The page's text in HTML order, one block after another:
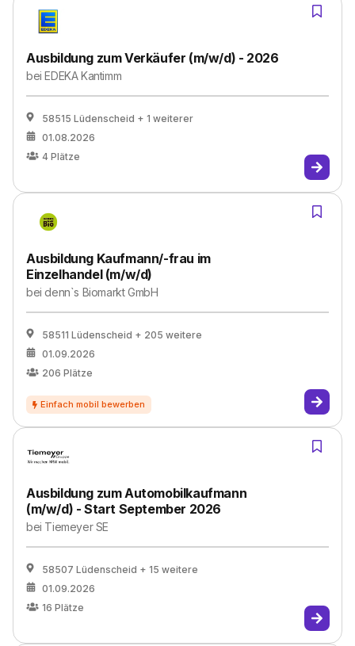
Ausbildung zum Verkäufer (m/w/d) - 2026
beiEDEKA Kantimm
58515 Lüdenscheid + 1 weiterer
01.08.2026
4 Plätze
Ausbildung Kaufmann/-frau im
Einzelhandel (m/w/d)
beidenn`s Biomarkt GmbH
58511 Lüdenscheid + 205 weitere
01.09.2026
206 Plätze
Ausbildung zum Automobilkaufmann
(m/w/d) - Start September 2026
bei Tiemeyer SE
58507 Lüdenscheid + 15 weitere
01.09.2026
16 Plätze